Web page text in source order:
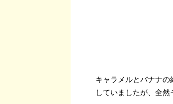
キャラメルとバナナ
していましたが、全然